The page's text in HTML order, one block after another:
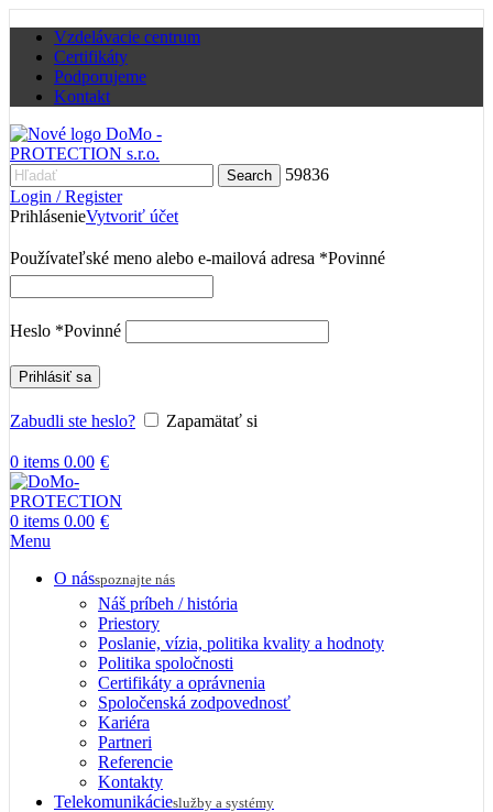
Vzdelávacie centrum
Certifikáty
Podporujeme
Kontakt
Search
59836
Login / Register
PrihlásenieVytvoriť účet
Používateľské meno alebo e-mailová adresa *Povinné
Heslo *Povinné
Prihlásiť sa
Zabudli ste heslo? Zapamätať si
0 items 0.00 €
0 items 0.00 €
Menu
O násspoznajte nás
Náš príbeh / história
Priestory
Poslanie, vízia, politika kvality a hodnoty
Politika spoločnosti
Certifikáty a oprávnenia
Spoločenská zodpovednosť
Kariéra
Partneri
Referencie
Kontakty
Telekomunikácieslužby a systémy